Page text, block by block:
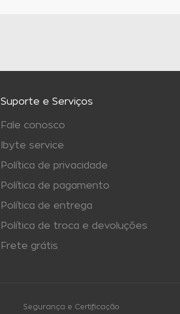
Suporte e Serviços
Fale conosco
Ibyte service
Política de privacidade
Política de pagamento
Política de entrega
Política de troca e devoluções
Frete grátis
Segurança e Certificação